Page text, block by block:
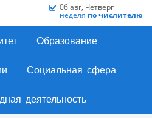
06 авг, Четверг
неделя по числителю
Образование
Социальная сфера
деятельность